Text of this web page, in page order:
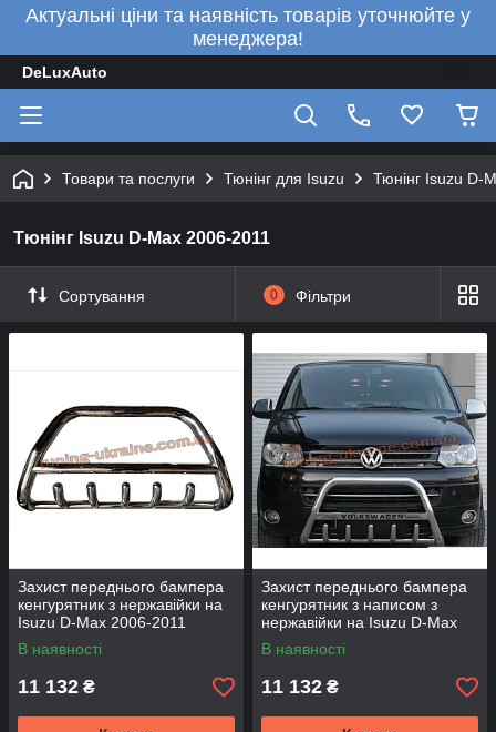
Актуальні ціни та наявність товарів уточнюйте у
менеджера!
DeLuxAuto
Товари та послуги Тюнінг для Isuzu Тюнінг Isuzu D-
Тюнінг Isuzu D-Max 2006-2011
Сортування 0 Фільтри
Захист переднього бампера
кенгурятник з нержавійки на
Isuzu D-Max 2006-2011
В наявності
11 132 ₴
Захист переднього бампера
кенгурятник з написом з
нержавійки на Isuzu D-Max
2006-2011
В наявності
11 132 ₴